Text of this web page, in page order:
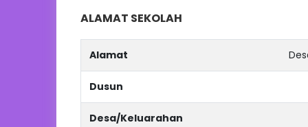
ALAMAT SEKOLAH
Alamat
Dusun
Desa/Keluarahan